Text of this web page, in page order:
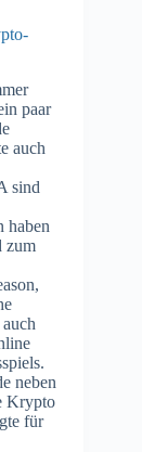
paar
auch
sind
haben
zum
neben
Krypto
für